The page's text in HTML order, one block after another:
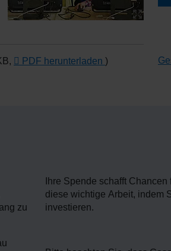
PDF herunterladen )
zu
Ihre Spende schafft
diese wichtige Arbeit, indem
investieren.